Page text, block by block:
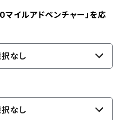
マイルアドベンチャー」を応
なし
なし